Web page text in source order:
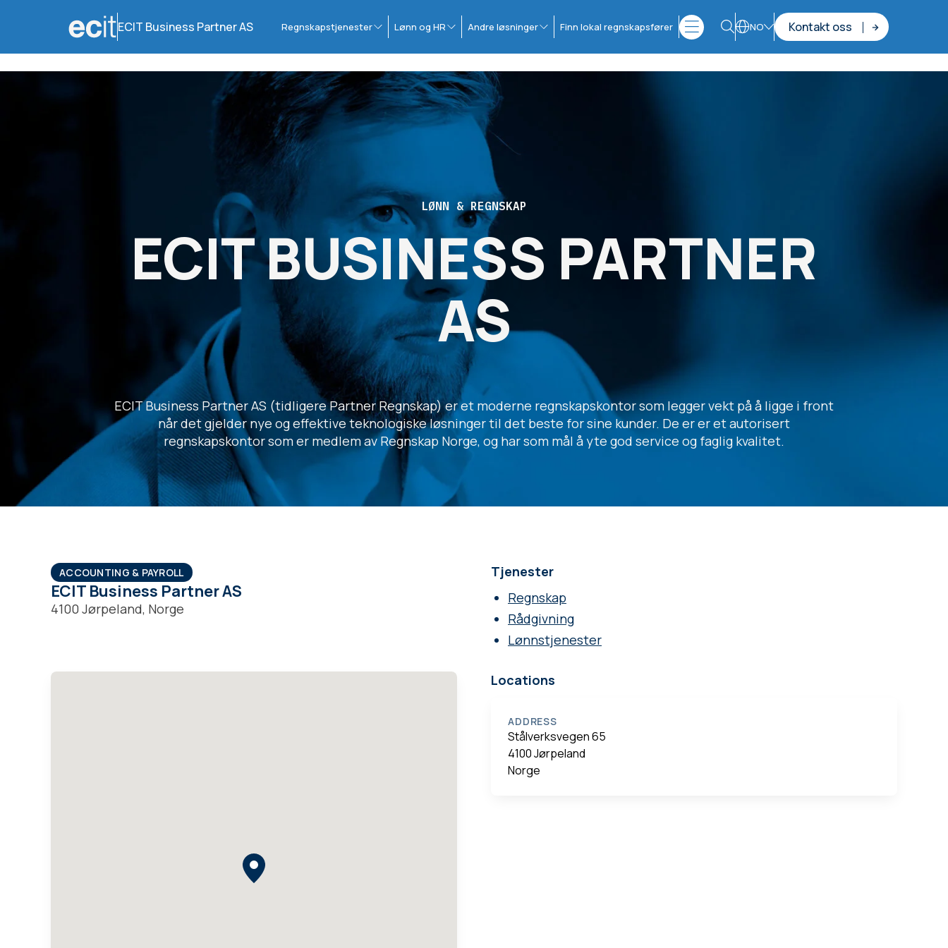
ECIT Business Partner AS Regnskapstjenester Lønn og HR Andre løsninger Finn lokal regnskapsfører NO Kontakt oss
LØNN & REGNSKAP
ECIT BUSINESS PARTNER
AS
ECIT Business Partner AS (tidligere Partner Regnskap) er et moderne regnskapskontor som legger vekt på å ligge i front
når det gjelder nye og effektive teknologiske løsninger til det beste for sine kunder. De er er et autorisert
regnskapskontor som er medlem av Regnskap Norge, og har som mål å yte god service og faglig kvalitet.
ACCOUNTING & PAYROLL
ECIT Business Partner AS
4100 Jørpeland, Norge
Tjenester
Regnskap
Rådgivning
Lønnstjenester
Locations
ADDRESS
Stålverksvegen 65
4100 Jørpeland
Norge